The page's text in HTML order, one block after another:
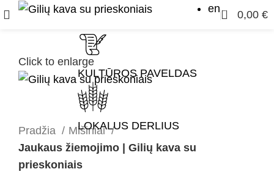
en 0 0,00 €
KULTŪROS PAVELDAS
LOKALUS DERLIUS
Click to enlarge
Pradžia
Mišiniai
Jaukaus žiemojimo | Gilių kava su
prieskoniais